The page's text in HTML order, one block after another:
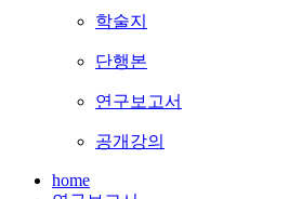
학술지
단행본
연구보고서
공개강의
home